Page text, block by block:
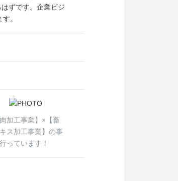
ずです。企業ビジ
。
肉加工事業】×【畜
ス加工事業】の事
っています！